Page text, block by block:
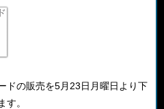
ドの販売を5月23日月曜日より下
す。